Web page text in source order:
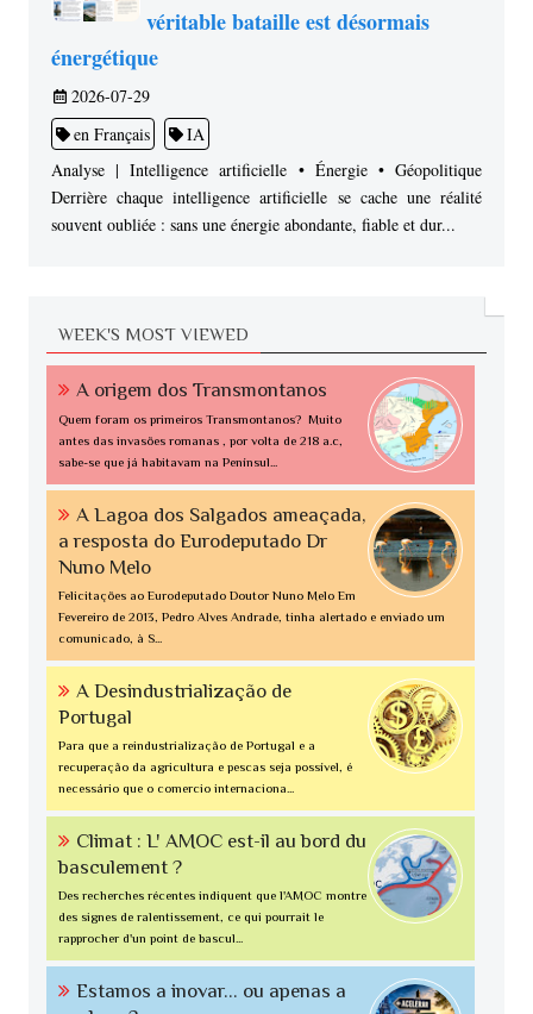
véritable bataille est désormais
énergétique
2026-07-29
en Français
IA
Analyse | Intelligence artificielle • Énergie • Géopolitique
Derrière chaque intelligence artificielle se cache une réalité
souvent oubliée : sans une énergie abondante, fiable et dur...
WEEK'S MOST VIEWED
A origem dos Transmontanos
Quem foram os primeiros Transmontanos? Muito
antes das invasões romanas , por volta de 218 a.c,
sabe-se que já habitavam na Penínsul...
A Lagoa dos Salgados ameaçada,
a resposta do Eurodeputado Dr
Nuno Melo
Felicitações ao Eurodeputado Doutor Nuno Melo Em
Fevereiro de 2013, Pedro Alves Andrade, tinha alertado e enviado um
comunicado, à S...
A Desindustrialização de
Portugal
Para que a reindustrialização de Portugal e a
recuperação da agricultura e pescas seja possível, é
necessário que o comercio internaciona...
Climat : L' AMOC est-il au bord du
basculement ?
Des recherches récentes indiquent que l'AMOC montre
des signes de ralentissement, ce qui pourrait le
rapprocher d'un point de bascul...
Estamos a inovar... ou apenas a